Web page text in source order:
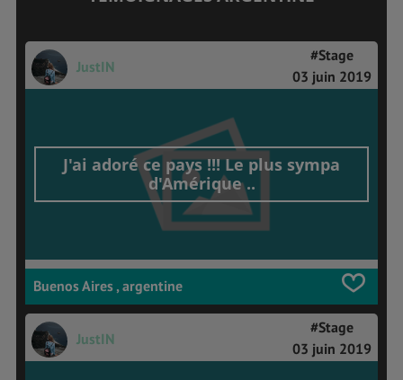
JustIN
#Stage
03 juin 2019
J'ai adoré ce pays !!! Le plus sympa
d'Amérique ..
Buenos Aires , argentine
JustIN
#Stage
03 juin 2019